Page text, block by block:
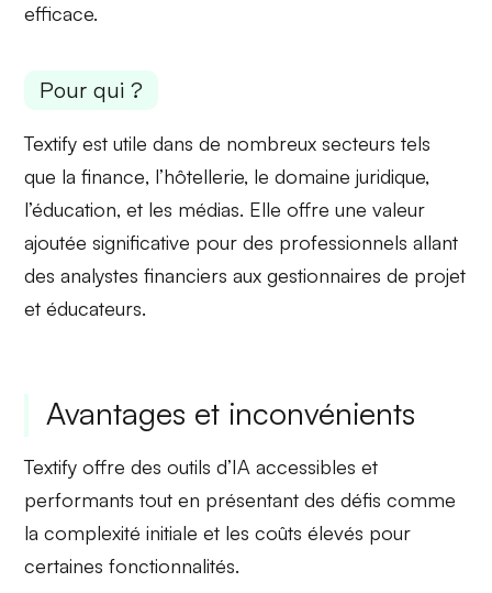
efficace.
Pour qui ?
Textify est utile dans de nombreux secteurs tels
que lafinance, l’hôtellerie, le domaine juridique,
l’éducation, et les médias. Elle offre unevaleur
ajoutée significative pour des professionnels allant
des analystes financiers aux gestionnaires de projet
et éducateurs.
Avantages et inconvénients
Textify offre desoutils d’IA accessibles et
performants tout en présentant des défis comme
la complexité initiale et les coûts élevés pour
certaines fonctionnalités.